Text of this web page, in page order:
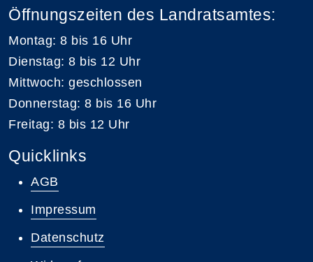
Öffnungszeiten des Landratsamtes:
Montag: 8 bis 16 Uhr
Dienstag: 8 bis 12 Uhr
Mittwoch: geschlossen
Donnerstag: 8 bis 16 Uhr
Freitag: 8 bis 12 Uhr
Quicklinks
AGB
Impressum
Datenschutz